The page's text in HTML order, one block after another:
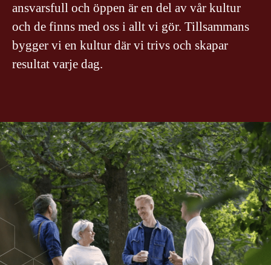
ansvarsfull och öppen är en del av vår kultur
och de finns med oss i allt vi gör. Tillsammans
bygger vi en kultur där vi trivs och skapar
resultat varje dag.